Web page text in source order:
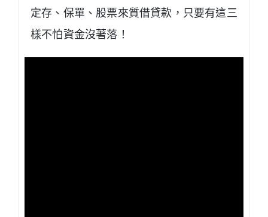
定存、保單、股票來質借貸款，只要有這三
樣不怕資金沒著落！